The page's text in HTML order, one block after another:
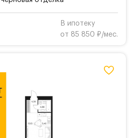
В ипотеку
от 85 850 ₽/мес.